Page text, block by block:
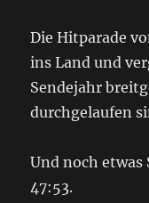
Die Hitparade
ins Land und
Sendejahr
durchgelaufen
Und noch
47:53.